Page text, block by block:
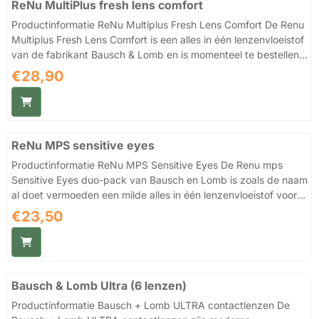
ReNu MultiPlus fresh lens comfort
Productinformatie ReNu Multiplus Fresh Lens Comfort De Renu
Multiplus Fresh Lens Comfort is een alles in één lenzenvloeistof
van de fabrikant Bausch & Lomb en is momenteel te bestellen
als een voordeelpakket lenzenvloeistof en dit pakket heeft een
inhoud van 3 flessen contactlensvloeistof van ieder 360 ml +
een klein flesje contactlensvloeistof van 60ml + 4 lenshouders.
De Renu MultiPlus Fresh Lens Comfort lenzenvloeistof zal zoals
frisheid geven bij het dra...
Prijs: 28,90
€28,90
ReNu MPS sensitive eyes
Productinformatie ReNu MPS Sensitive Eyes De Renu mps
Sensitive Eyes duo-pack van Bausch en Lomb is zoals de naam
al doet vermoeden een milde alles in één lenzenvloeistof voor
personen met gevoelig tot zeer gevoelige ogen. Dus heb jij snel
irritaties, ongemak of last van droge ogen tijdens het dragen
van je zachte lenzen, dan kan deze lenzenvloeistof zomaar de
juiste alles in één oplossing voor jouw zijn. Je koopt de alles in
gemak en niet wil werken met ee...
Prijs: 23,50
€23,50
Bausch & Lomb Ultra (6 lenzen)
Productinformatie Bausch + Lomb ULTRA contactlenzen De